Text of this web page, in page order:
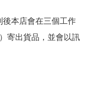
後本店會在三個工作
寄出貨品，並會以訊